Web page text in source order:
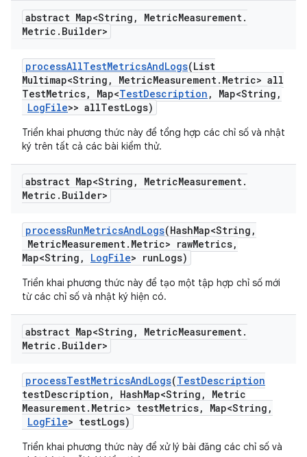
abstract Map<String , MetricMeasurement.
Metric . Builder>
processAllTestMetricsAndLogs(List
Multimap<String , MetricMeasurement. Metric> all
TestMetrics, Map<TestDescription , Map<String ,
LogFile>> allTestLogs)
Triển khai phương thức này để tổng hợp các chỉ số và nhật
ký trên tất cả các bài kiểm thử.
abstract Map<String , MetricMeasurement.
Metric . Builder>
processRunMetricsAndLogs(HashMap<String ,
MetricMeasurement. Metric> rawMetrics,
Map<String , LogFile> runLogs)
Triển khai phương thức này để tạo một tập hợp chỉ số mới
từ các chỉ số và nhật ký hiện có.
abstract Map<String , MetricMeasurement.
Metric . Builder>
processTestMetricsAndLogs(TestDescription
testDescription , HashMap<String ,
Metric
Measurement. Metric> testMetrics, Map<String ,
LogFile> testLogs)
Triển khai phương thức này để xử lý bài đăng các chỉ số và